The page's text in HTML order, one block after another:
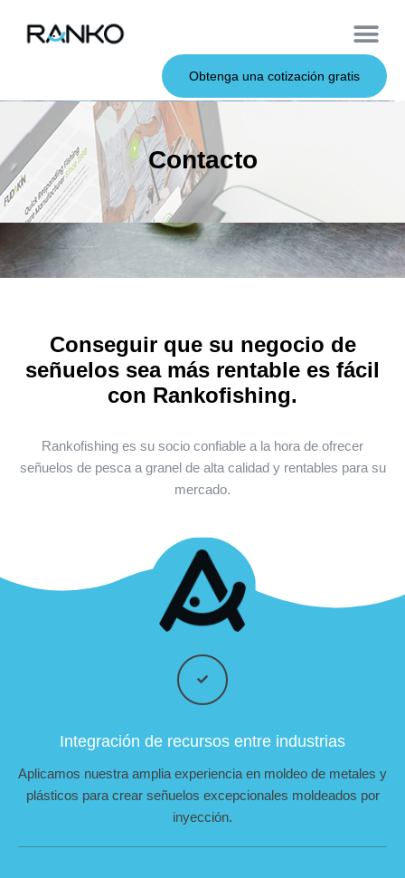
Obtenga una cotización gratis
Contacto
Conseguir que su negocio de
señuelos sea más rentable es fácil
con Rankofishing.
Rankofishing es su socio confiable a la hora de ofrecer
señuelos de pesca a granel de alta calidad y rentables para su
mercado.
Integración de recursos entre industrias
Aplicamos nuestra amplia experiencia en moldeo de metales y
plásticos para crear señuelos excepcionales moldeados por
inyección.